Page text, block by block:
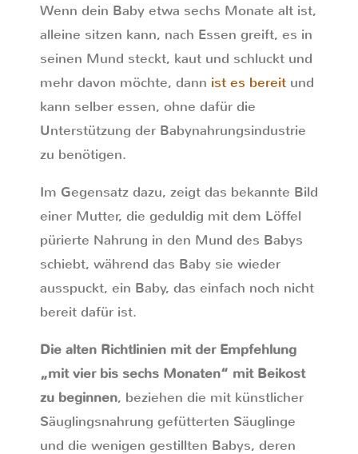
Wenn dein Baby etwa sechs Monate alt ist,
alleine sitzen kann, nach Essen greift, es in
seinen Mund steckt, kaut und schluckt und
mehr davon möchte, dann ist es bereit und
kann selber essen, ohne dafür die
Unterstützung der Babynahrungsindustrie
zu benötigen.
Im Gegensatz dazu, zeigt das bekannte Bild
einer Mutter, die geduldig mit dem Löffel
pürierte Nahrung in den Mund des Babys
schiebt, während das Baby sie wieder
ausspuckt, ein Baby, das einfach noch nicht
bereit dafür ist.
Die alten Richtlinien mit der Empfehlung
„mit vier bis sechs Monaten“ mit Beikost
zu beginnen, beziehen die mit künstlicher
Säuglingsnahrung gefütterten Säuglinge
und die wenigen gestillten Babys, deren